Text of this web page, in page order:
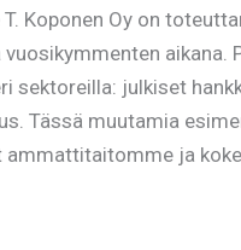
T. Koponen Oy on
aikana.
sektoreilla: julkiset
Tässä muutamia
ammattitaitomme ja